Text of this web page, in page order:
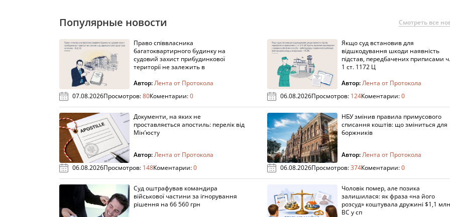
Популярные новости Смотреть все
Право співвласника
багатоквартирного будинку на
судовий захист прибудинкової
території не залежить в
Автор:Лента от Протокола
07.08.2026Просмотров:80Коментарии:0
Якщо суд встановив для
відшкодування шкоди наявність
підстав, передбачених приписами ч.
1 ст. 1172 Ц
Автор:Лента от Протокола
06.08.2026Просмотров: 124Коментарии:0
Документи, на яких не
проставляється апостиль: перелік від
Мін’юсту
Автор:Лента от Протокола
06.08.2026Просмотров: 148Коментарии:0
НБУ змінив правила примусового
списання коштів: що зміниться для
боржників
Автор:Лента от Протокола
06.08.2026Просмотров:374Коментарии:0
Суд оштрафував командира
військової частини за ігнорування
рішення на 66 560 грн
Чоловік помер, але позика
залишилася: як фраза «на його
розсуд» коштувала дружині $1,1
ВС у сп